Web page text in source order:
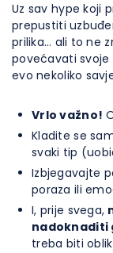
Uz sav hype koji
prepustiti
prilika… ali to ne
povećavati svoje
evo nekoliko
Vrlo važno!
Kladite se
svaki tip
Izbjegavajte
poraza ili
I, prije svega,
nadoknaditi
treba biti